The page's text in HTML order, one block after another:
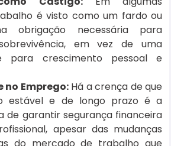
é visto como um fardo ou
obrigação necessária para
em vez de uma
para crescimento pessoal e
no Emprego:Há a crença de que
estável e de longo prazo é a
de garantir segurança financeira
apesar das mudanças